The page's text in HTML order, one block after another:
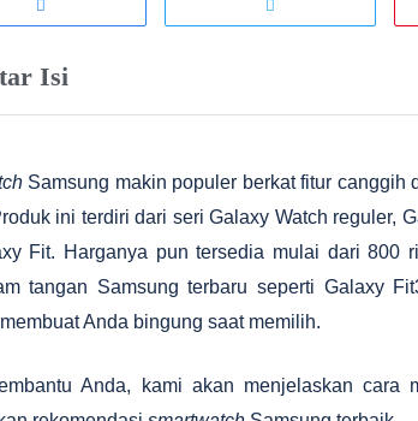
Isi
Samsung makin populer berkat fitur canggih
ini terdiri dari seri Galaxy Watch reguler,
Fit. Harganya pun tersedia mulai dari 800
tangan Samsung terbaru seperti Galaxy
Anda bingung saat memilih.
Anda, kami akan menjelaskan cara